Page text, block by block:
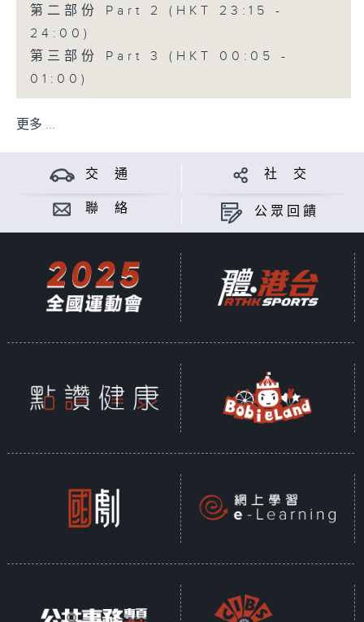
第二部份 Part 2 (HKT 23:15 -
24:00)
第三部份 Part 3 (HKT 00:05 -
01:00)
更多 ...
交 通 社 交
聯 絡 公眾回饋